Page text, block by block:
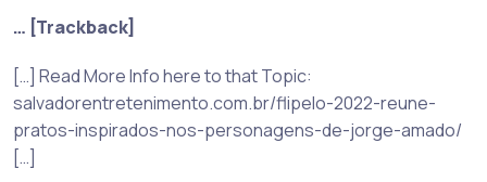
… [Trackback]
[…] Read More Info here to that Topic:
salvadorentretenimento.com.br/flipelo-2022-reune-
pratos-inspirados-nos-personagens-de-jorge-amado/
[…]